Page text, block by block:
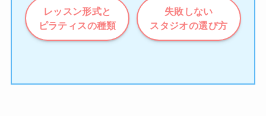
レッスン形式と
ピラティスの種類
失敗しない
スタジオの選び方